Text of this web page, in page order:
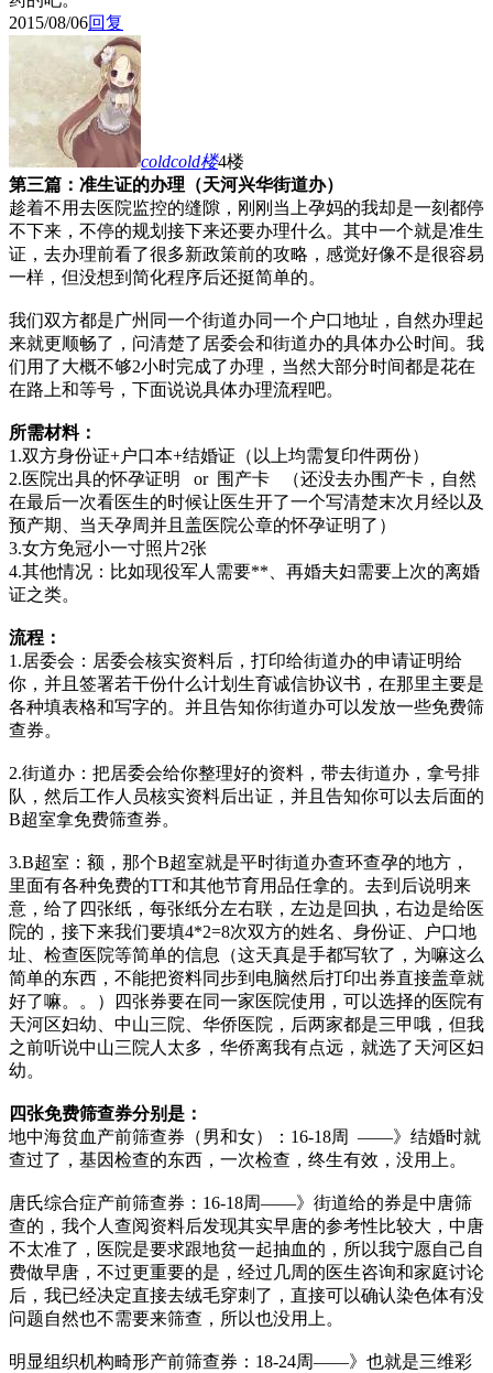
2015/08/06回复
coldcold楼4楼
第三篇：准生证的办理（天河兴华街道办）
趁着不用去医院监控的缝隙，刚刚当上孕妈的我却是一刻都停
不下来，不停的规划接下来还要办理什么。其中一个就是准生
证，去办理前看了很多新政策前的攻略，感觉好像不是很容易
一样，但没想到简化程序后还挺简单的。
我们双方都是广州同一个街道办同一个户口地址，自然办理起
来就更顺畅了，问清楚了居委会和街道办的具体办公时间。我
们用了大概不够2小时完成了办理，当然大部分时间都是花在
在路上和等号，下面说说具体办理流程吧。
所需材料：
1.双方身份证+户口本+结婚证（以上均需复印件两份）
2.医院出具的怀孕证明 or 围产卡 （还没去办围产卡，自然
在最后一次看医生的时候让医生开了一个写清楚末次月经以及
预产期、当天孕周并且盖医院公章的怀孕证明了）
3.女方免冠小一寸照片2张
4.其他情况：比如现役军人需要**、再婚夫妇需要上次的离婚
证之类。
流程：
1.居委会：居委会核实资料后，打印给街道办的申请证明给
你，并且签署若干份什么计划生育诚信协议书，在那里主要是
各种填表格和写字的。并且告知你街道办可以发放一些免费筛
查券。
2.街道办：把居委会给你整理好的资料，带去街道办，拿号排
队，然后工作人员核实资料后出证，并且告知你可以去后面的
B超室拿免费筛查券。
3.B超室：额，那个B超室就是平时街道办查环查孕的地方，
里面有各种免费的TT和其他节育用品任拿的。去到后说明来
意，给了四张纸，每张纸分左右联，左边是回执，右边是给医
院的，接下来我们要填4*2=8次双方的姓名、身份证、户口地
址、检查医院等简单的信息（这天真是手都写软了，为嘛这么
简单的东西，不能把资料同步到电脑然后打印出券直接盖章就
好了嘛。。）四张券要在同一家医院使用，可以选择的医院有
天河区妇幼、中山三院、华侨医院，后两家都是三甲哦，但我
之前听说中山三院人太多，华侨离我有点远，就选了天河区妇
幼。
四张免费筛查券分别是：
地中海贫血产前筛查券（男和女）：16-18周 ——》结婚时就
查过了，基因检查的东西，一次检查，终生有效，没用上。
唐氏综合症产前筛查券：16-18周——》街道给的券是中唐筛
查的，我个人查阅资料后发现其实早唐的参考性比较大，中唐
不太准了，医院是要求跟地贫一起抽血的，所以我宁愿自己自
费做早唐，不过更重要的是，经过几周的医生咨询和家庭讨论
后，我已经决定直接去绒毛穿刺了，直接可以确认染色体有没
问题自然也不需要来筛查，所以也没用上。
明显组织机构畸形产前筛查券：18-24周——》也就是三维彩